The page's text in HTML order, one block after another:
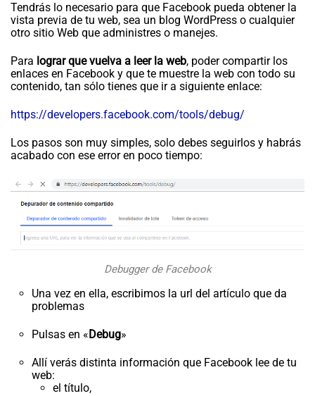
Tendrás lo necesario para que Facebook pueda obtener la
vista previa de tu web, sea un blog WordPress o cualquier
otro sitio Web que administres o manejes.
Para lograr que vuelva a leer la web, poder compartir los
enlaces en Facebook y que te muestre la web con todo su
contenido, tan sólo tienes que ir a siguiente enlace:
https://developers.facebook.com/tools/debug/
Los pasos son muy simples, solo debes seguirlos y habrás
acabado con ese error en poco tiempo:
Debugger de Facebook
Una vez en ella, escribimos la url del artículo que da
problemas
Pulsas en « Debug»
Allí verás distinta información que Facebook lee de tu
web:
el título,